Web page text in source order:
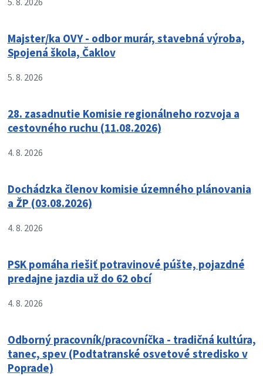
Majster/ka OVY - odbor murár, stavebná výroba,
Spojená škola, Čaklov
5. 8. 2026
28. zasadnutie Komisie regionálneho rozvoja a
cestovného ruchu (11.08.2026)
4. 8. 2026
Dochádzka členov komisie územného plánovania
a ŽP (03.08.2026)
4. 8. 2026
PSK pomáha riešiť potravinové púšte, pojazdné
predajne jazdia už do 62 obcí
4. 8. 2026
Odborný pracovník/pracovníčka - tradičná kultúra,
tanec, spev (Podtatranské osvetové stredisko v
Poprade)